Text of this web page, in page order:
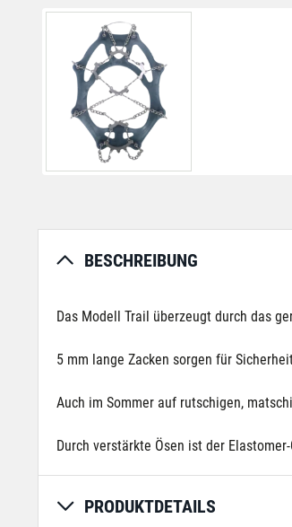
BESCHREIBUNG
Das Modell Trail überzeugt durch das
5 mm lange Zacken sorgen für
Auch im Sommer auf rutschigen,
Durch verstärkte Ösen ist der
PRODUKTDETAILS